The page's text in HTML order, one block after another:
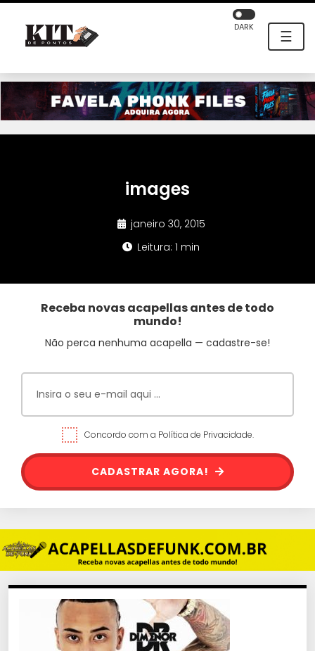
☰
DARK
images
janeiro 30, 2015
Leitura: 1 min
Receba novas acapellas antes de todo
mundo!
Não perca nenhuma acapella — cadastre-se!
Concordo com a Política de Privacidade.
CADASTRAR AGORA!